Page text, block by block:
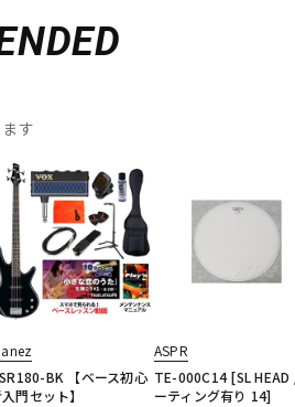
す
BK 【ベース初心
門セット】
ASPR
TE-000C14 [SL HEAD
ーティング有り 14]